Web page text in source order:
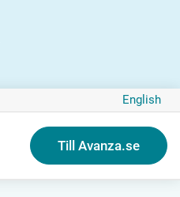
English
Till Avanza.se